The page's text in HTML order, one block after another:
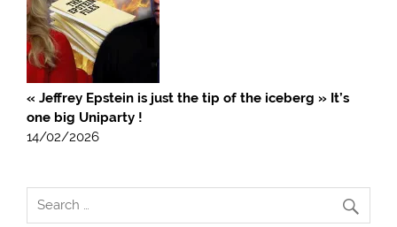
« Jeffrey Epstein is just the tip of the iceberg » It’s
one big Uniparty !
14/02/2026